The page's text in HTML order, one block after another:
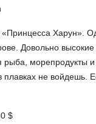
«Принцесса Харун».
Довольно
рыба, морепродукты
плавках не войдешь.
$